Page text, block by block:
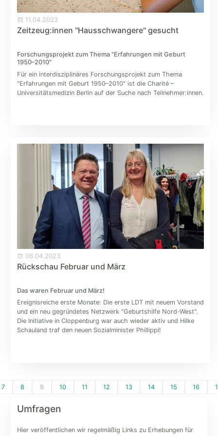
11.04.2023
Zeitzeug:innen "Hausschwangere" gesucht
Forschungsprojekt zum Thema "Erfahrungen mit Geburt
1950–2010"
Für ein interdisziplinäres Forschungsprojekt zum Thema
"Erfahrungen mit Geburt 1950–2010" ist die Charité –
Universitätsmedizin Berlin auf der Suche nach Teilnehmer:innen.
06.04.2023
Rückschau Februar und März
Das waren Februar und März!
Ereignisreiche erste Monate: Die erste LDT mit neuem Vorstand
und ein neu gegründetes Netzwerk "Geburtshilfe Nord-West".
Die Initiative in Cloppenburg war auch wieder aktiv und Hilke
Schauland traf den neuen Sozialminister Phillippi!
7 8 9 10 11 12 13 14 15 16
Umfragen
Hier veröffentlichen wir regelmäßig Links zu Erhebungen für